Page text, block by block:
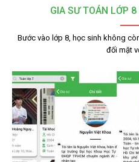
GIA SƯ TOÁN LỚP
Bước vào lớp 8, học sinh không
đối mặt